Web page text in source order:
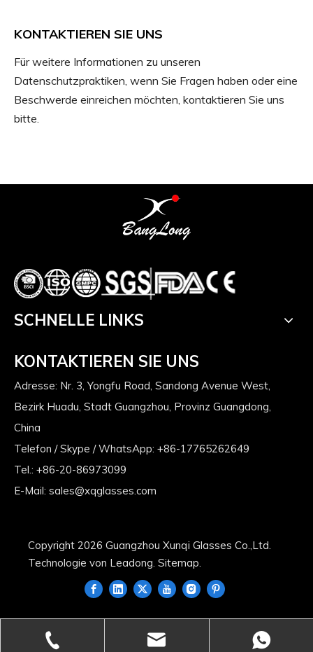
KONTAKTIEREN SIE UNS
Für weitere Informationen zu unseren
Datenschutzpraktiken, wenn Sie Fragen haben oder eine
Beschwerde einreichen möchten, kontaktieren Sie uns
bitte.
SCHNELLE LINKS
KONTAKTIEREN SIE UNS
Adresse: Nr. 3, Yongfu Road, Sandong Avenue West,
Bezirk Huadu, Stadt Guangzhou, Provinz Guangdong,
China
Telefon / Skype / WhatsApp: +86-17765262649
Tel.: +86-20-86973099
E-Mail: sales@xqglasses.com
Copyright 2026 Guangzhou Xunqi Glasses Co.,Ltd.
Technologie von Leadong Sitemap